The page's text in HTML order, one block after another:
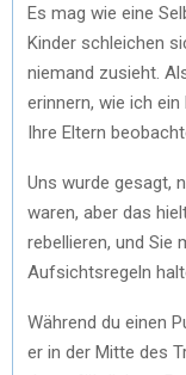
Es mag wie eine
Kinder schleichen
niemand zusieht.
erinnern, wie ich
Ihre Eltern
Uns wurde gesagt,
waren, aber das
rebellieren, und Sie
Aufsichtsregeln
Während du einen
er in der Mitte des